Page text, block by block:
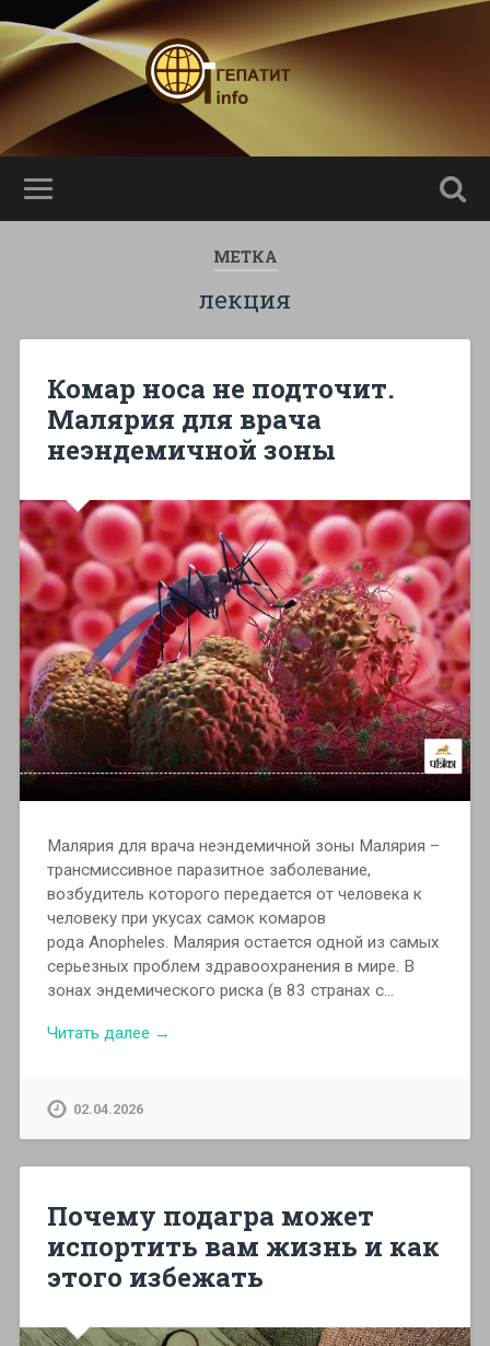
МЕТКА
лекция
Комар носа не подточит.
Малярия для врача
неэндемичной зоны
Малярия для врача неэндемичной зоны Малярия –
трансмиссивное паразитное заболевание,
возбудитель которого передается от человека к
человеку при укусах самок комаров
рода Anopheles. Малярия остается одной из самых
серьезных проблем здравоохранения в мире. В
зонах эндемического риска (в 83 странах с…
Читать далее →
02.04.2026
Почему подагра может
испортить вам жизнь и как
этого избежать